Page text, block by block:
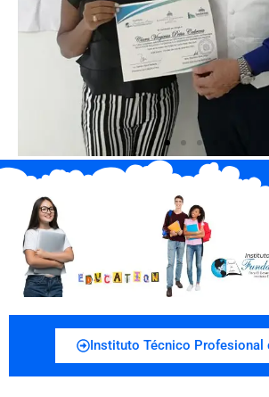
Instituto Técnico Profesional